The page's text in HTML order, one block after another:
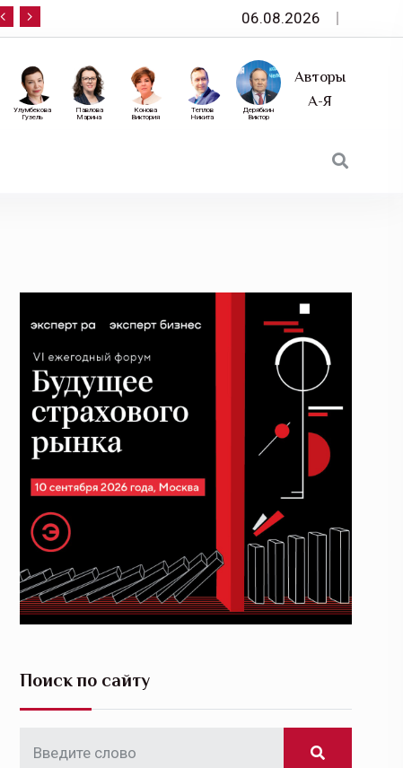
10 сентября — «Эксперт РА» приглашает на
06.08.2026
Авторы
А-Я
Дерябкин
Виктор
Теплов
Никита
Конова
Виктория
Павлова
Марина
Улумбекова
Гузель
Поиск по сайту